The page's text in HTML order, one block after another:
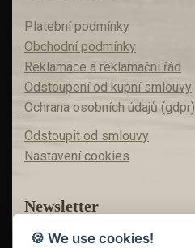
Platební podmínky
Obchodní podmínky
Reklamace a reklamační řád
Odstoupení od kupní smlouvy
Ochrana osobních údajů (gdpr)
Odstoupit od smlouvy
Nastavení cookies
Newsletter
Máte zájem o akční nabídky?
🍪 We use cookies!